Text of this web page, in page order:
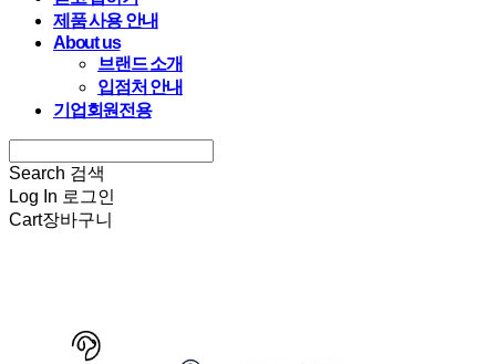
제품 사용 안내
About us
브랜드 소개
입점처 안내
기업회원전용
Search 검색
Log In 로그인
Cart장바구니